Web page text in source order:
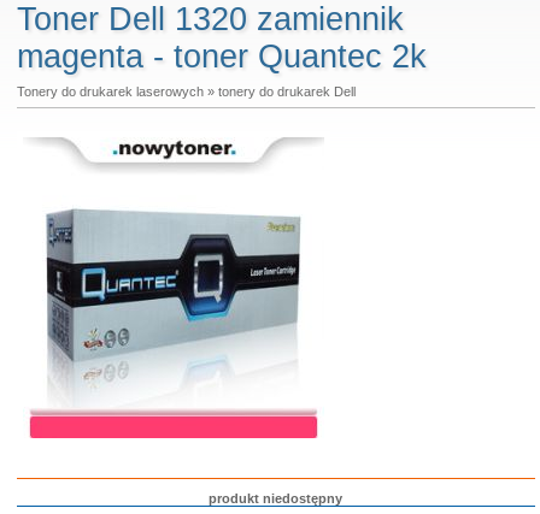
Toner Dell 1320 zamiennik
magenta - toner Quantec 2k
Tonery do drukarek laserowych» tonery do drukarek Dell
produkt niedostępny